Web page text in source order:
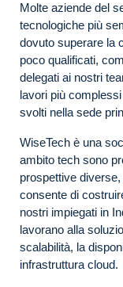
Molte aziende del
tecnologiche più
dovuto superare la
poco qualificati,
delegati ai nostri
lavori più
svolti nella sede
WiseTech è una
ambito tech sono
prospettive
consente di
nostri impiegati in
lavorano alla
scalabilità, la
infrastruttura cloud.